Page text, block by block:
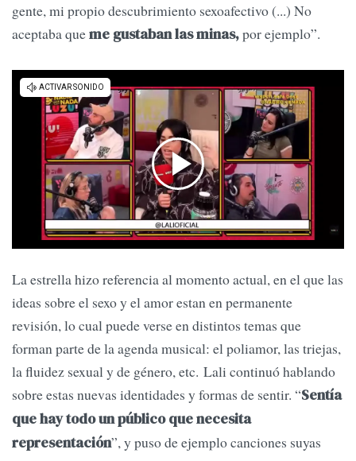
gente, mi propio descubrimiento sexoafectivo (...) No
aceptaba queme gustaban las minas,por ejemplo”.
La estrella hizo referencia al momento actual, en el que las
ideas sobre el sexo y el amor estan en permanente
revisión, lo cual puede verse en distintos temas que
forman parte de la agenda musical: el poliamor, las triejas,
la fluidez sexual y de género, etc. Lali continuó hablando
sobre estas nuevas identidades y formas de sentir. “Sentía
que hay todo un público que necesita
representación”, y puso de ejemplo canciones suyas